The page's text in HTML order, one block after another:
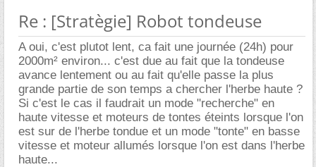
Re : [Stratègie] Robot tondeuse
A oui, c'est plutot lent, ca fait une journée (24h) pour
2000m² environ... c'est due au fait que la tondeuse
avance lentement ou au fait qu'elle passe la plus
grande partie de son temps a chercher l'herbe haute ?
Si c'est le cas il faudrait un mode "recherche" en
haute vitesse et moteurs de tontes éteints lorsque l'on
est sur de l'herbe tondue et un mode "tonte" en basse
vitesse et moteur allumés lorsque l'on est dans l'herbe
haute...